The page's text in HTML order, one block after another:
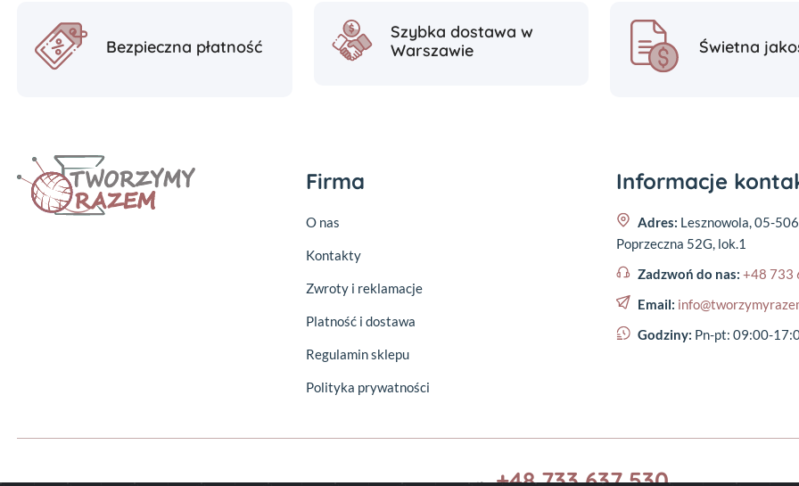
Bezpieczna płatność
Szybka dostawa w
Warszawie
Świetna
Firma
O nas
Kontakty
Zwroty i reklamacje
Platność i dostawa
Regulamin sklepu
Polityka prywatności
Informacje
Adres: Lesznowola, 05-
Poprzeczna 52G, lok.1
Zadzwoń do nas: +48 733
Email:
Godziny: Pn-pt: 09:00-